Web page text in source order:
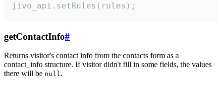
jivo_api.setRules(rules);
getContactInfo#
Returns visitor's contact info from the contacts form as a
contact_info structure. If visitor didn't fill in some fields, the values
there will be null.